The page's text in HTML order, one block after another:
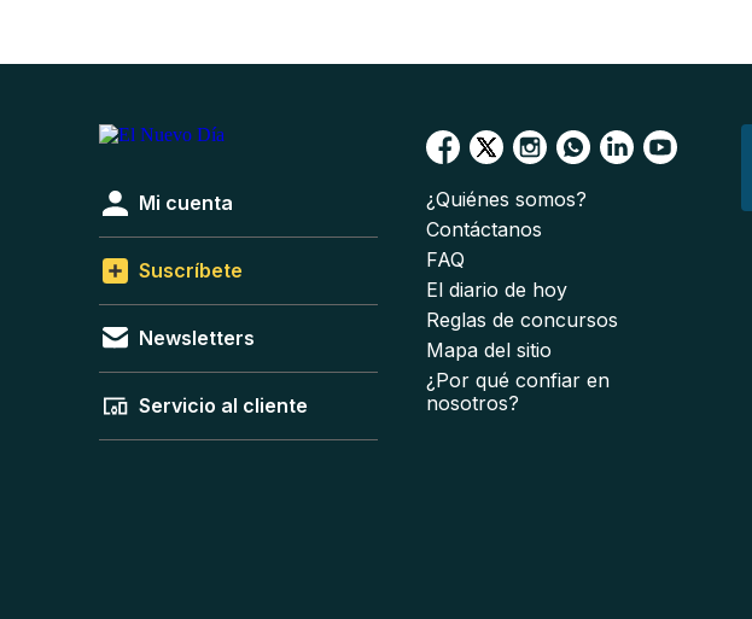
Mi cuenta
Suscríbete
Newsletters
Servicio al cliente
¿Quiénes somos?
Contáctanos
FAQ
El diario de hoy
Reglas de concursos
Mapa del sitio
¿Por qué confiar en
nosotros?